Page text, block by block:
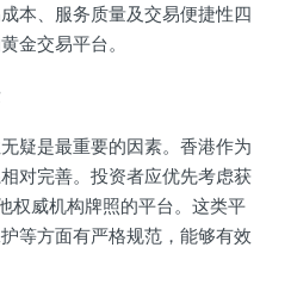
本、服务质量及交易便捷性四
金交易平台。
疑是最重要的因素。香港作为
对完善。投资者应优先考虑获
权威机构牌照的平台。这类平
等方面有严格规范，能够有效